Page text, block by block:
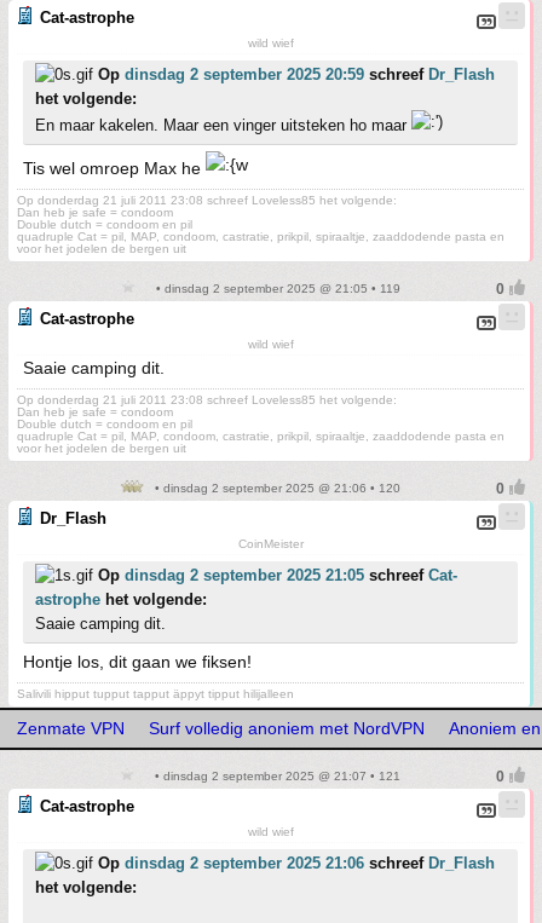
Cat-astrophe
wild wief
Op dinsdag 2 september 2025 20:59 schreef Dr_Flash
het volgende:
En maar kakelen. Maar een vinger uitsteken ho maar
Tis wel omroep Max he
Op donderdag 21 juli 2011 23:08 schreef Loveless85 het volgende:
Dan heb je safe = condoom
Double dutch = condoom en pil
quadruple Cat = pil, MAP, condoom, castratie, prikpil, spiraaltje, zaaddodende pasta en
voor het jodelen de bergen uit
• dinsdag 2 september 2025 @ 21:05 • 119
Cat-astrophe
wild wief
Saaie camping dit.
Op donderdag 21 juli 2011 23:08 schreef Loveless85 het volgende:
Dan heb je safe = condoom
Double dutch = condoom en pil
quadruple Cat = pil, MAP, condoom, castratie, prikpil, spiraaltje, zaaddodende pasta en
voor het jodelen de bergen uit
• dinsdag 2 september 2025 @ 21:06 • 120
Dr_Flash
CoinMeister
Op dinsdag 2 september 2025 21:05 schreef Cat-
astrophe het volgende:
Saaie camping dit.
Hontje los, dit gaan we fiksen!
Salivili hipput tupput tapput äppyt tipput hilijalleen
Zenmate VPN Surf volledig anoniem met NordVPN Anoniem
• dinsdag 2 september 2025 @ 21:07 • 121
Cat-astrophe
wild wief
Op dinsdag 2 september 2025 21:06 schreef Dr_Flash
het volgende: